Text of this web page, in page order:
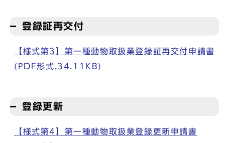
登録証再交付
【様式第3】第一種動物取扱業登録証再交付申請書
(PDF形式,34.11KB)
登録更新
【様式第4】第一種動物取扱業登録更新申請書